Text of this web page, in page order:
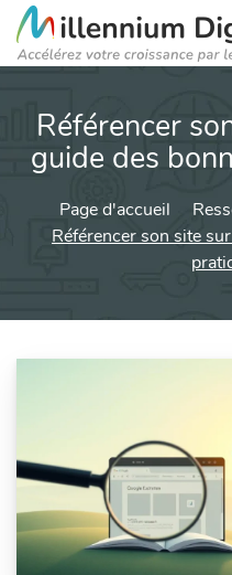
Référencer
guide des
Page d'accueil
Référencer son site